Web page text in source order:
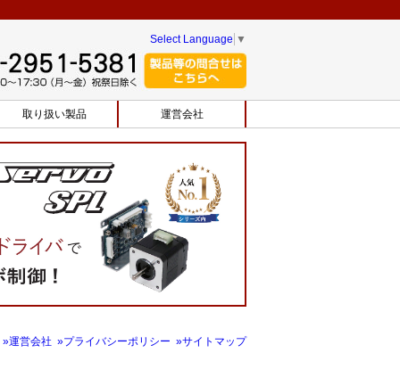
Select Language ▼
取り扱い製品 運営会社
»運営会社 »プライバシーポリシー »サイトマップ